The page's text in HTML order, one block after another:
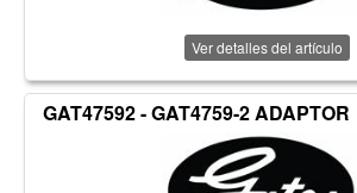
Ver detalles del artículo
GAT47592 - GAT4759-2 ADAPTOR